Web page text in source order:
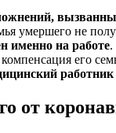
умершего не
именно на работе.
его
от